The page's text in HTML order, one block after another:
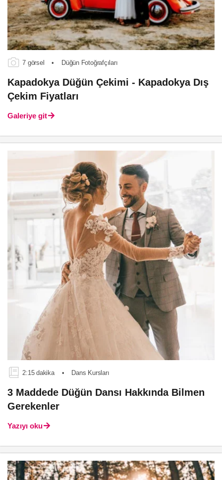
7 görsel • Düğün Fotoğrafçıları
Kapadokya Düğün Çekimi - Kapadokya Dış
Çekim Fiyatları
Galeriye git
2:15 dakika • Dans Kursları
3 Maddede Düğün Dansı Hakkında Bilmen
Gerekenler
Yazıyı oku